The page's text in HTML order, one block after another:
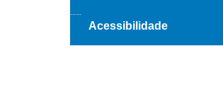
Acessibilidade